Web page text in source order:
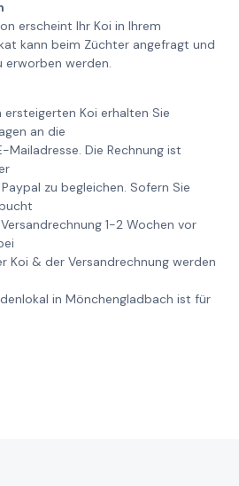
erscheint Ihr Koi in Ihrem
kann beim Züchter angefragt und
erworben werden.
ersteigerten Koi erhalten Sie
an die
Mailadresse. Die Rechnung ist
zu begleichen. Sofern Sie
1-2 Wochen vor
Koi & der Versandrechnung werden
in Mönchengladbach ist für